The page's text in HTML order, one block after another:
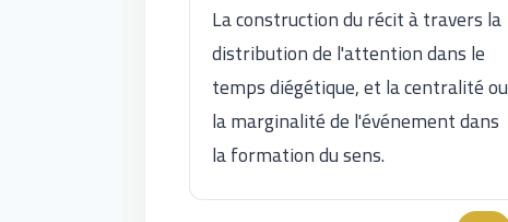
La construction du récit à travers la
distribution de l'attention dans le
temps diégétique, et la centralité ou
la marginalité de l'événement dans
la formation du sens.